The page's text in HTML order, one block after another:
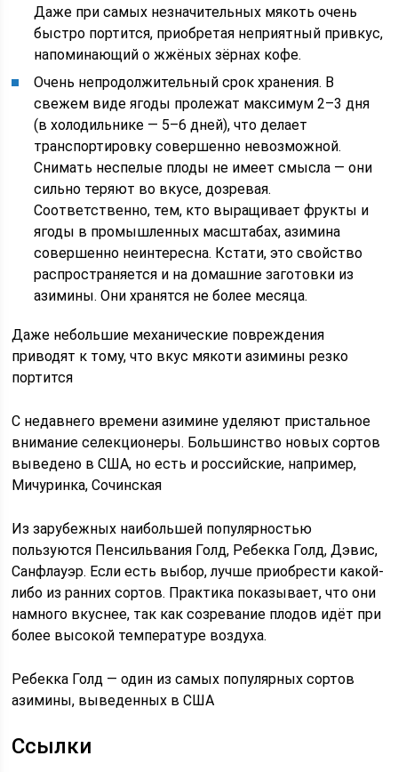
Даже при самых незначительных мякоть очень
быстро портится, приобретая неприятный привкус,
напоминающий о жжёных зёрнах кофе.
Очень непродолжительный срок хранения. В
свежем виде ягоды пролежат максимум 2–3 дня
(в холодильнике — 5–6 дней), что делает
транспортировку совершенно невозможной.
Снимать неспелые плоды не имеет смысла — они
сильно теряют во вкусе, дозревая.
Соответственно, тем, кто выращивает фрукты и
ягоды в промышленных масштабах, азимина
совершенно неинтересна. Кстати, это свойство
распространяется и на домашние заготовки из
азимины. Они хранятся не более месяца.
Даже небольшие механические повреждения
приводят к тому, что вкус мякоти азимины резко
портится
С недавнего времени азимине уделяют пристальное
внимание селекционеры. Большинство новых сортов
выведено в США, но есть и российские, например,
Мичуринка, Сочинская
Из зарубежных наибольшей популярностью
пользуются Пенсильвания Голд, Ребекка Голд, Дэвис,
Санфлауэр. Если есть выбор, лучше приобрести какой-
либо из ранних сортов. Практика показывает, что они
намного вкуснее, так как созревание плодов идёт при
более высокой температуре воздуха.
Ребекка Голд — один из самых популярных сортов
азимины, выведенных в США
Ссылки